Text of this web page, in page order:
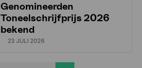
Genomineerden
Toneelschrijfprijs 2026
bekend
23 JULI 2026